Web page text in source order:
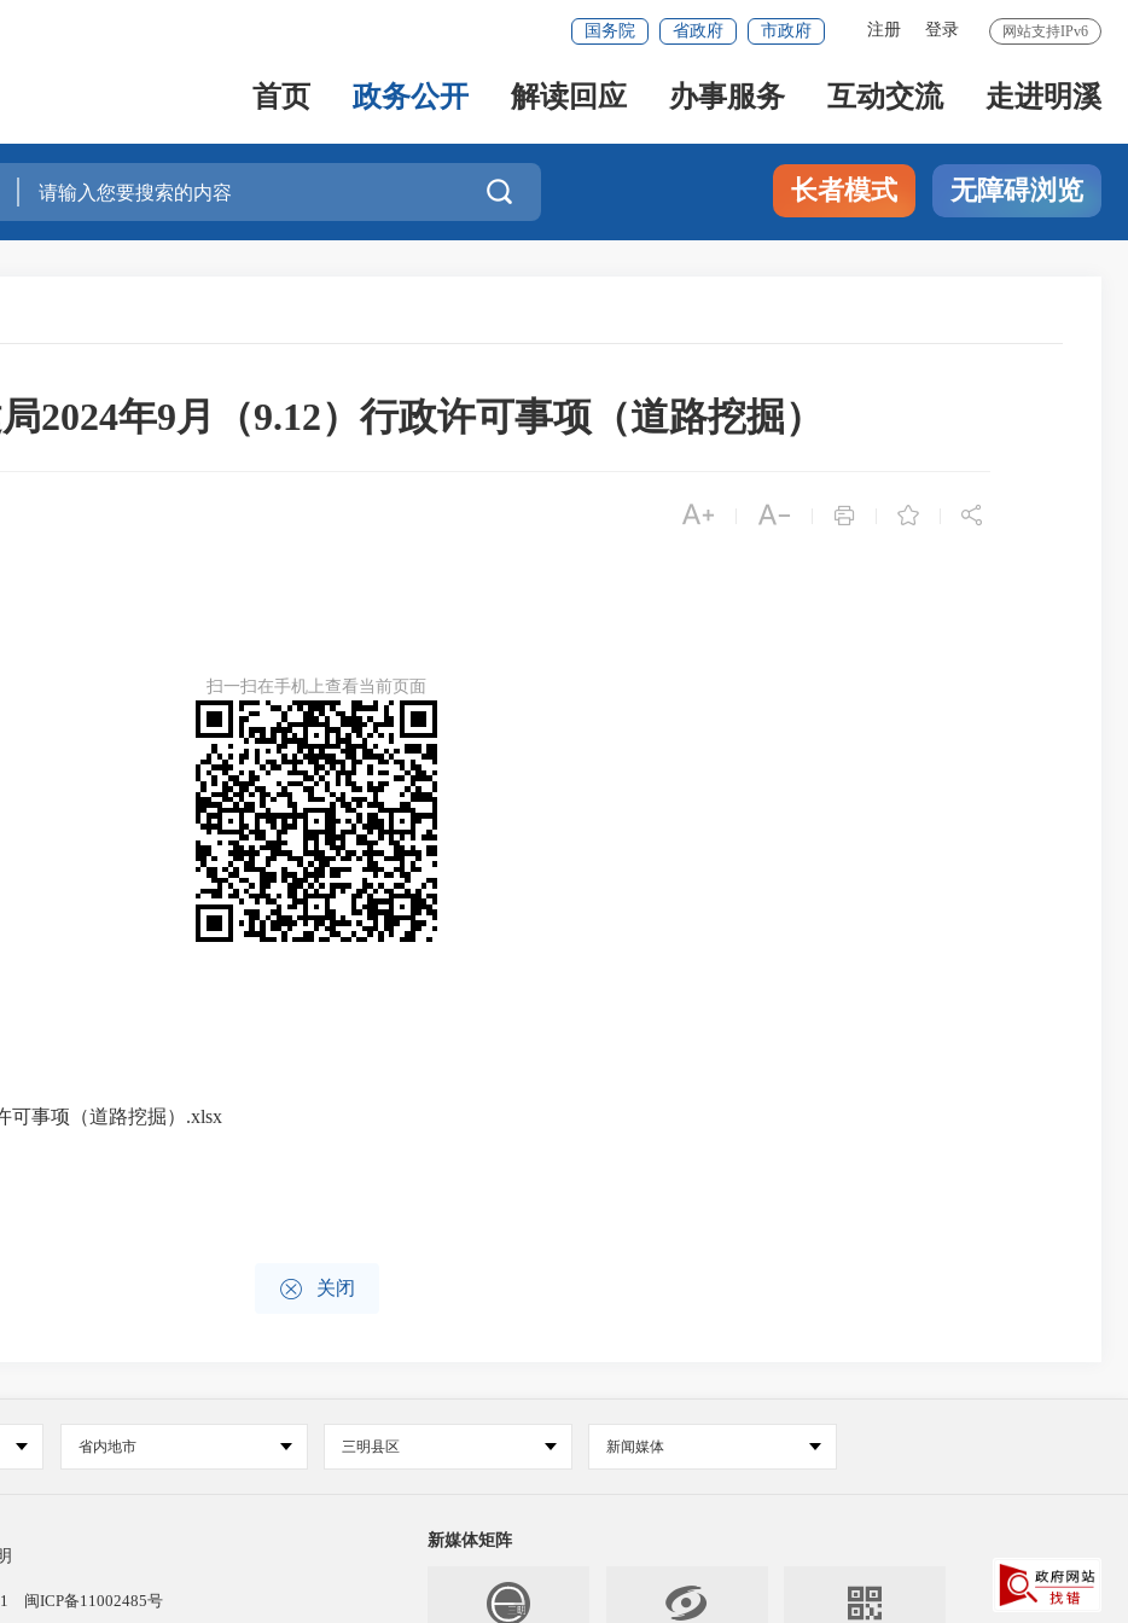
网站支持IPv6
注册 登录
国务院 省政府 市政府
首页 政务公开 解读回应 办事服务 互动交流 走进明溪
 长者模式 无障碍浏览
2024年9月（9.12）行政许可事项（道路挖掘）
    
扫一扫在手机上查看当前页面
可事项（道路挖掘）.xlsx
 关闭
省内地市 三明县区 新闻媒体
闽ICP备11002485号
新媒体矩阵
 